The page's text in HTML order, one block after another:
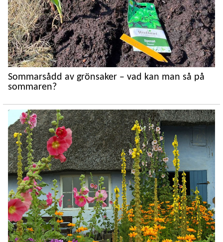
Sommarsådd av grönsaker – vad kan man så på
sommaren?